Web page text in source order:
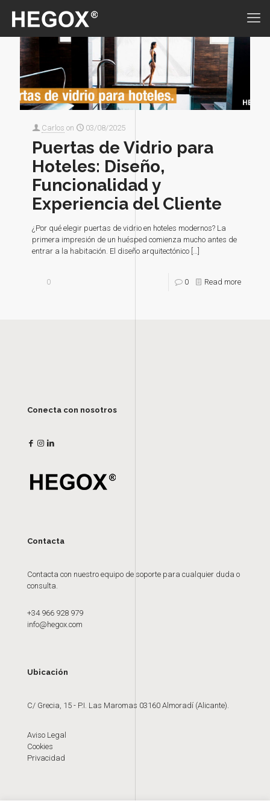
Carlos on 03/08/2025
Puertas de Vidrio para
Hoteles: Diseño,
Funcionalidad y
Experiencia del Cliente
¿Por qué elegir puertas de vidrio en hoteles modernos? La
primera impresión de un huésped comienza mucho antes de
entrar a la habitación. El diseño arquitectónico […]
0 0 Read more
Conecta con nosotros
Contacta
Contacta con nuestro equipo de soporte para cualquier duda o
consulta.
+34 966 928 979
info@hegox.com
Ubicación
C/ Grecia, 15 - P.I. Las Maromas 03160 Almoradí (Alicante).
Aviso Legal
Cookies
Privacidad